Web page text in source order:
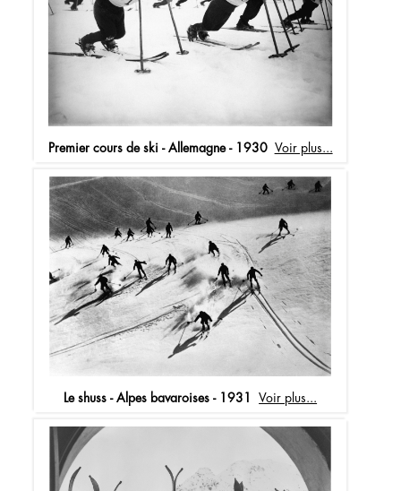
Premier cours de ski - Allemagne - 1930 Voir plus...
Le shuss - Alpes bavaroises - 1931 Voir plus...